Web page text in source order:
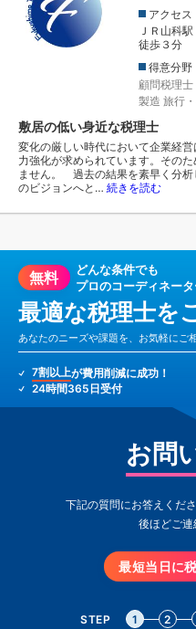
アクセス
ＪＲ山科
徒歩３分
得意分野
顧問税理士
製造 旅行
敷居の低い身近な税理士
変化の厳しい時代において企業経
力強化が求められています。その
ません。 過去の結果を素早く分
のビジョンへと… 続きを読む
無料
どんな条件でも
プロのコーディネー
最適な税理士を
あなたのニーズや課題を、お気軽にご
7割以上が費用削減に成功！
24時間365日受付
お問
下記の質問にお答えくだ
後ほどご連
最短当日に
STEP 1 2